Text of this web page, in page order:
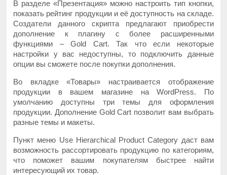
В разделе «Презентация» можно настроить тип кнопки,
показать рейтинг продукции и её доступность на складе.
Создатели данного скрипта предлагают приобрести
дополнение к плагину с более расширенными
функциями – Gold Cart. Так что если некоторые
настройки у вас недоступны, то подключить данные
опции вы сможете после покупки дополнения.
Во вкладке «Товары» настраивается отображение
продукции в вашем магазине на WordPress. По
умолчанию доступны три темы для оформления
продукции. Дополнение Gold Cart позволит вам выбрать
разные темы и макеты.
Пункт меню Use Hierarchical Product Category даст вам
возможность рассортировать продукцию по категориям,
что поможет вашим покупателям быстрее найти
интересующий их товар.